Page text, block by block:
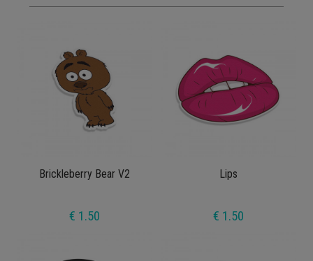
Brickleberry Bear V2
€ 1.50
Lips
€ 1.50